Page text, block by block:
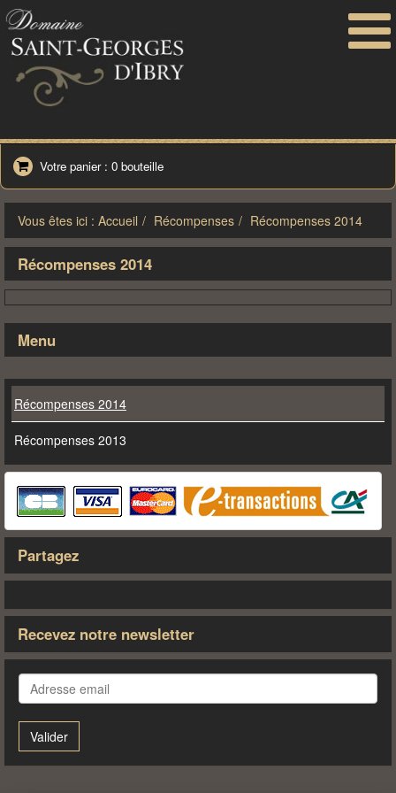
Toggle
Votre panier : 0 bouteille
Vous êtes ici : Accueil Récompenses Récompenses 2014
Récompenses 2014
Menu
Récompenses 2014
Récompenses 2013
Partagez
Recevez notre newsletter
Valider